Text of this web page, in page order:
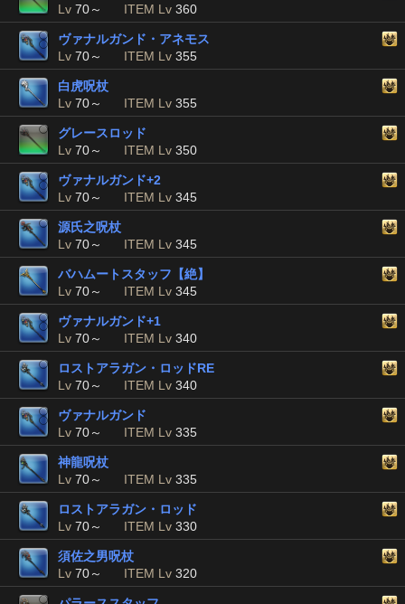
Lv 70～ ITEM Lv 360
ヴァナルガンド・アネモス
Lv 70～ ITEM Lv 355
白虎呪杖
Lv 70～ ITEM Lv 355
グレースロッド
Lv 70～ ITEM Lv 350
ヴァナルガンド+2
Lv 70～ ITEM Lv 345
源氏之呪杖
Lv 70～ ITEM Lv 345
バハムートスタッフ【絶】
Lv 70～ ITEM Lv 345
ヴァナルガンド+1
Lv 70～ ITEM Lv 340
ロストアラガン・ロッドRE
Lv 70～ ITEM Lv 340
ヴァナルガンド
Lv 70～ ITEM Lv 335
神龍呪杖
Lv 70～ ITEM Lv 335
ロストアラガン・ロッド
Lv 70～ ITEM Lv 330
須佐之男呪杖
Lv 70～ ITEM Lv 320